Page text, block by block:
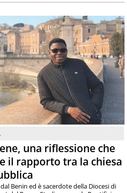
una riflessione che
il rapporto tra la chiesa
Benin ed è sacerdote della Diocesi di